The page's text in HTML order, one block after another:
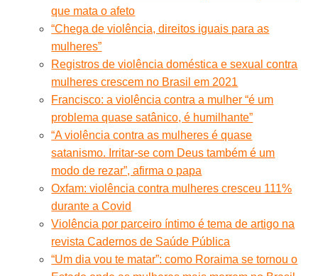
que mata o afeto
“Chega de violência, direitos iguais para as
mulheres”
Registros de violência doméstica e sexual contra
mulheres crescem no Brasil em 2021
Francisco: a violência contra a mulher “é um
problema quase satânico, é humilhante”
“A violência contra as mulheres é quase
satanismo. Irritar-se com Deus também é um
modo de rezar”, afirma o papa
Oxfam: violência contra mulheres cresceu 111%
durante a Covid
Violência por parceiro íntimo é tema de artigo na
revista Cadernos de Saúde Pública
“Um dia vou te matar”: como Roraima se tornou o